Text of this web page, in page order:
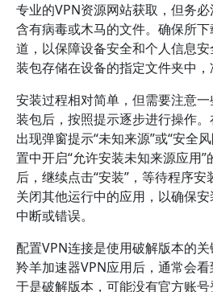
专业的VPN资源网站获取，但务
含有病毒或木马的文件。确保所
道，以保障设备安全和个人信息
装包存储在设备的指定文件夹中，
安装过程相对简单，但需要注意
装包后，按照提示逐步进行操作
出现弹窗提示“未知来源”或“安全
置中开启“允许安装未知来源应用
后，继续点击“安装”，等待程序
关闭其他运行中的应用，以确保
中断或错误。
配置VPN连接是使用破解版本的
羚羊加速器VPN应用后，通常会
于是破解版本，可能没有官方账